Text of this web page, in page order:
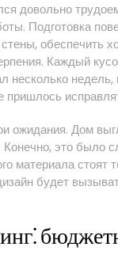
довольно
Подготовка
обеспечить
Каждый
недель,
ожидания. Дом
это было
материала
будет